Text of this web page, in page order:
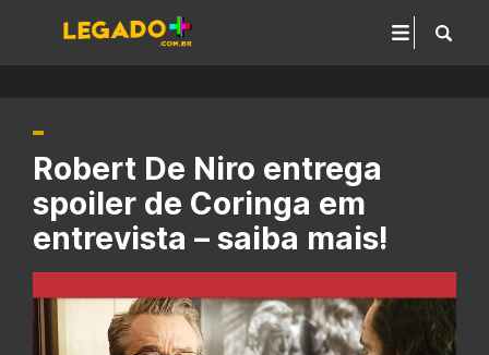
Robert De Niro entrega
spoiler de Coringa em
entrevista – saiba mais!